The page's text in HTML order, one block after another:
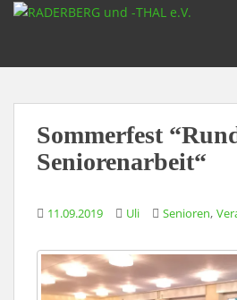
p
Sommerfest
Seniorenarbeit“
11.09.2019 Uli Senioren,